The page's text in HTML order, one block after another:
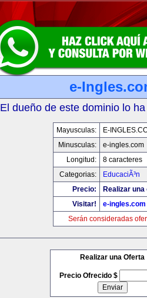
e-
El dueño de este dominio lo
Mayusculas:
E-
Minusculas:
e-ingles.com
Longitud:
8 caracteres
Categorias:
EducaciÃ³n
Precio:
Realizar
Visitar!
e-ingles.com
Serán consideradas
Realizar una Oferta
Precio Ofrecido $